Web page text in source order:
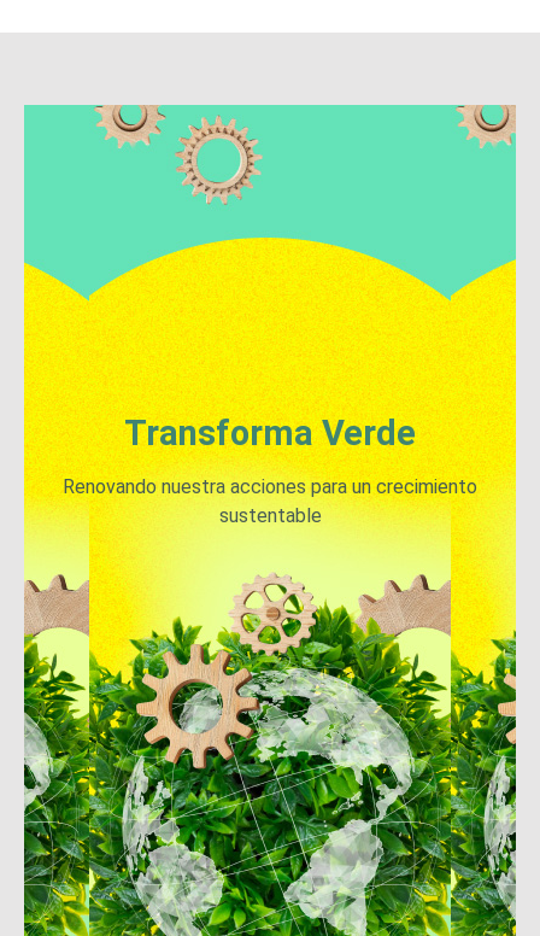
Transforma Verde
Renovando nuestra acciones para un crecimiento
sustentable